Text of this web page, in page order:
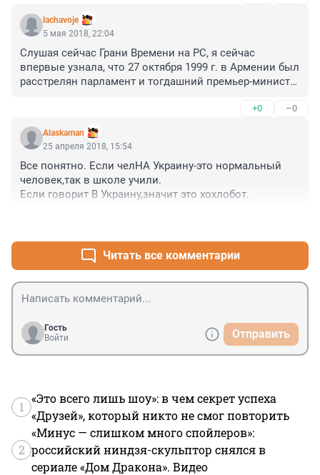
lachavoje
5 мая 2018, 22:04
Слушая сейчас Грани Времени на РС, я сейчас
впервые узнала, что 27 октября 1999 г. в Армении был
расстрелян парламент и тогдашний премьер-министр
2007 г., ныне отставленного вследствие нынешних
народных выступлений Сержа Саркисяна, на
похоронах в Санкт-Петербурге племянника
известного в то время (м. б., и сейчас) армянского
криминального авторитета Тевосика, в 2007 г.
публично тогда заявил, что "Мы стольких людей в
парламенте положили не для того, чтобы сегодня вот
Т. ч., россиюшка какает везде(((
+0 –0
Alaskaman
25 апреля 2018, 15:54
Все понятно. Если челНА Украину-это нормальный
человек,так в школе учили.
Если говорит В Украину,значит это хохлобот.
Читать все комментарии
Гость
Войти
Отправить
1
«Это всего лишь шоу»: в чем секрет успеха
«Друзей», который никто не смог повторить
2
«Минус — слишком много спойлеров»:
российский ниндзя-скульптор снялся в
сериале «Дом Дракона». Видео